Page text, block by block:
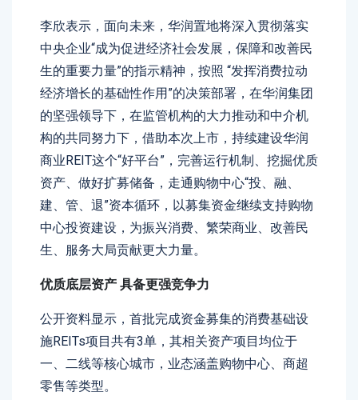
李欣表示，面向未来，华润置地将深入贯彻落实
中央企业“成为促进经济社会发展，保障和改善民
生的重要力量”的指示精神，按照 “发挥消费拉动
经济增长的基础性作用”的决策部署，在华润集团
的坚强领导下，在监管机构的大力推动和中介机
构的共同努力下，借助本次上市，持续建设华润
商业REIT这个“好平台”，完善运行机制、挖掘优质
资产、做好扩募储备，走通购物中心“投、融、
建、管、退”资本循环，以募集资金继续支持购物
中心投资建设，为振兴消费、繁荣商业、改善民
生、服务大局贡献更大力量。
优质底层资产 具备更强竞争力
公开资料显示，首批完成资金募集的消费基础设
施REITs项目共有3单，其相关资产项目均位于
一、二线等核心城市，业态涵盖购物中心、商超
零售等类型。